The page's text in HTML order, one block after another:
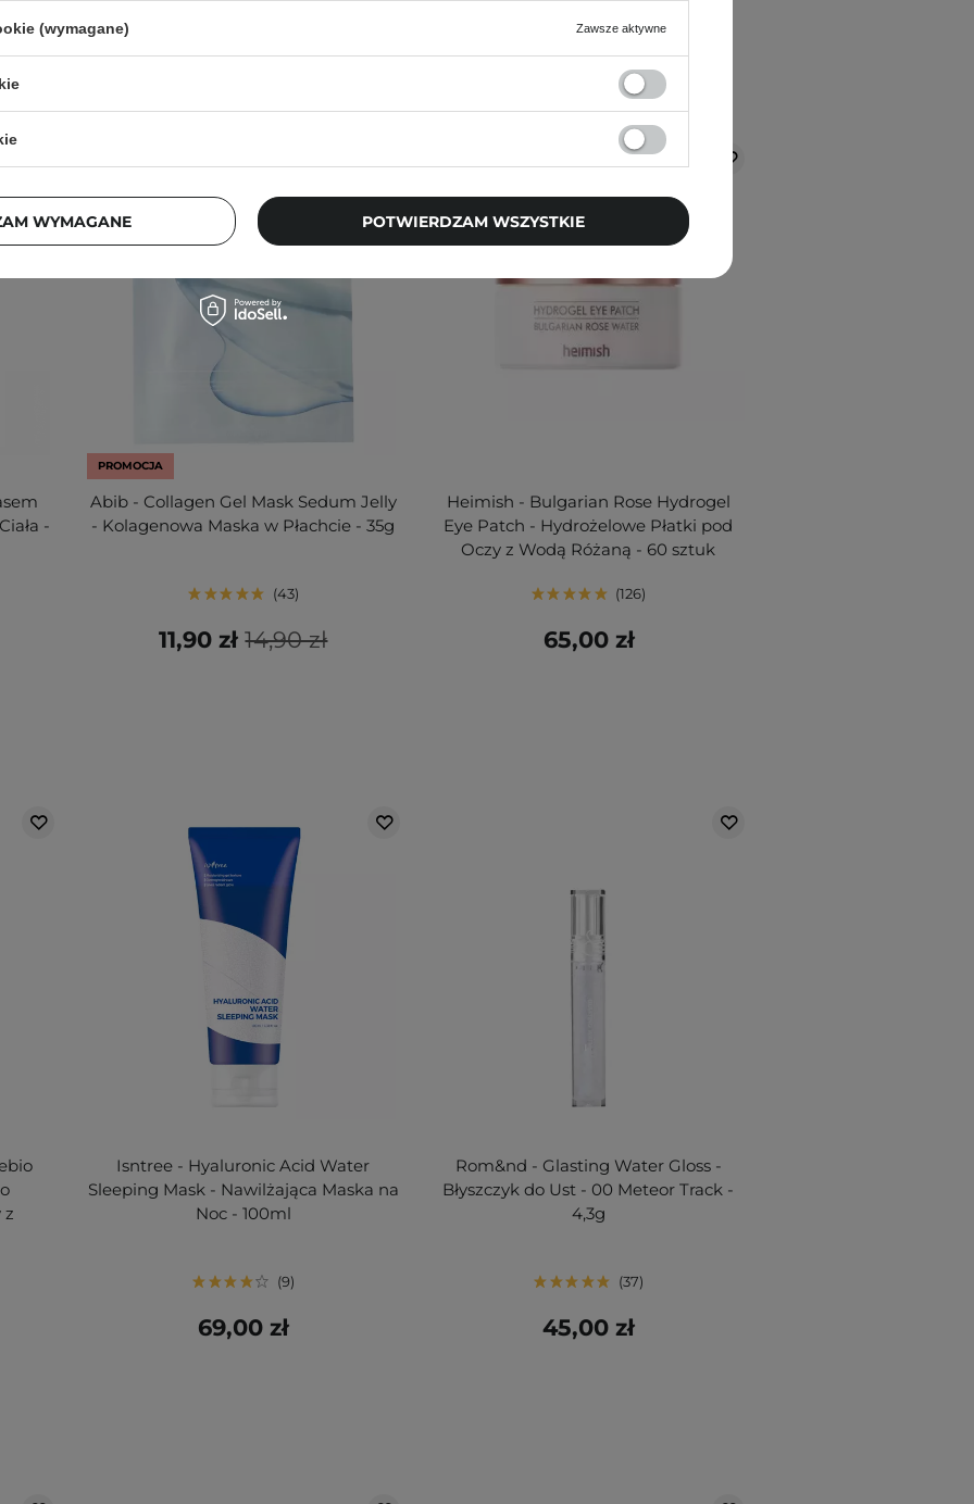
-
PROMOCJA
Abib - Collagen Gel Mask Sedum Jelly
- Kolagenowa Maska w Płachcie - 35g
43
14,90 zł
11,90 zł
Heimish - Bulgarian Rose Hydrogel
Eye Patch - Hydrożelowe Płatki pod
Oczy z Wodą Różaną - 60 sztuk
126
65,00 zł
z
Isntree - Hyaluronic Acid Water
Sleeping Mask - Nawilżająca Maska ​​na
Noc - 100ml
9
69,00 zł
Rom&nd - Glasting Water Gloss -
Błyszczyk do Ust - 00 Meteor Track -
4,3g
37
45,00 zł
(wymagane) Zawsze aktywne
WYMAGANE POTWIERDZAM WSZYSTKIE